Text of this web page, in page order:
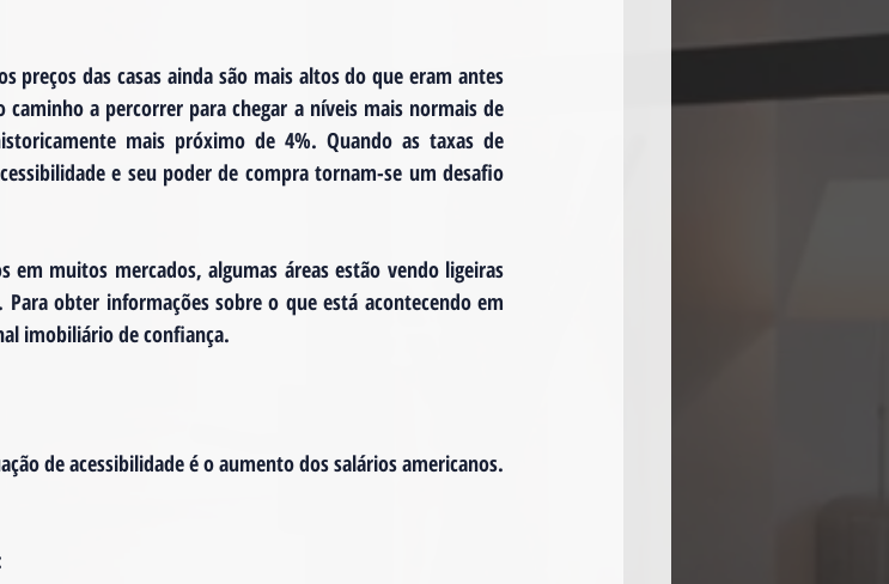
preços das casas ainda são mais altos do que eram antes
a percorrer para chegar a níveis mais normais de
mais próximo de 4%. Quando as taxas de
e seu poder de compra tornam-se um desafio
em muitos mercados, algumas áreas estão vendo ligeiras
obter informações sobre o que está acontecendo em
imobiliário de confiança.
de acessibilidade é o aumento dos salários americanos.